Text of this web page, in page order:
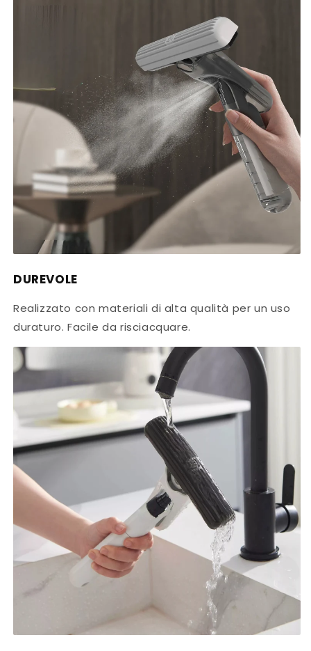
DUREVOLE
Realizzato con materiali di alta qualità per un uso
duraturo. Facile da risciacquare.